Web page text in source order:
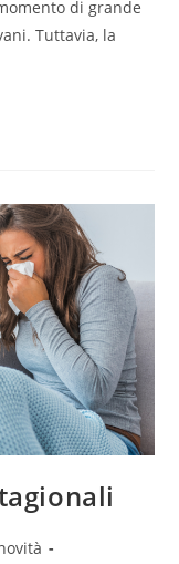
di grande
Tuttavia, la